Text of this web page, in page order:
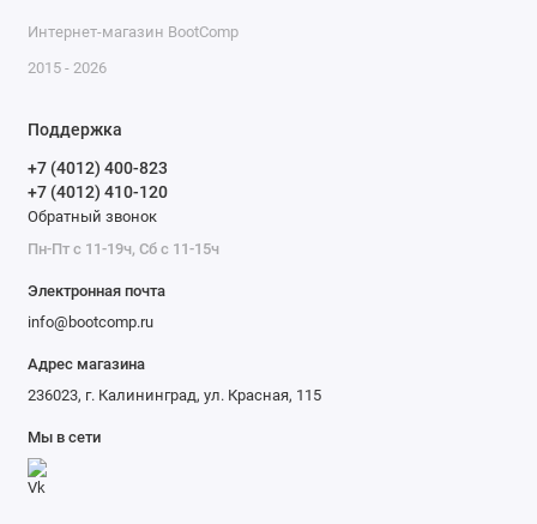
Интернет-магазин BootComp
2015 - 2026
Поддержка
+7 (4012) 400-823
+7 (4012) 410-120
Обратный звонок
Пн-Пт с 11-19ч, Сб с 11-15ч
Электронная почта
info@bootcomp.ru
Адрес магазина
236023, г. Калининград, ул. Красная, 115
Мы в сети